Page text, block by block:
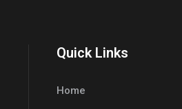
Quick Links
Home